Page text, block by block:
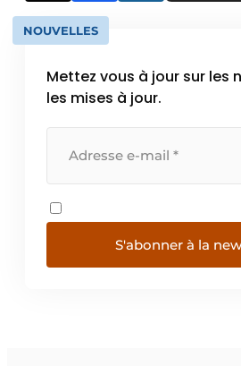
NOUVELLES
Mettez vous à jour sur les
les mises à jour.
S'abonner à la